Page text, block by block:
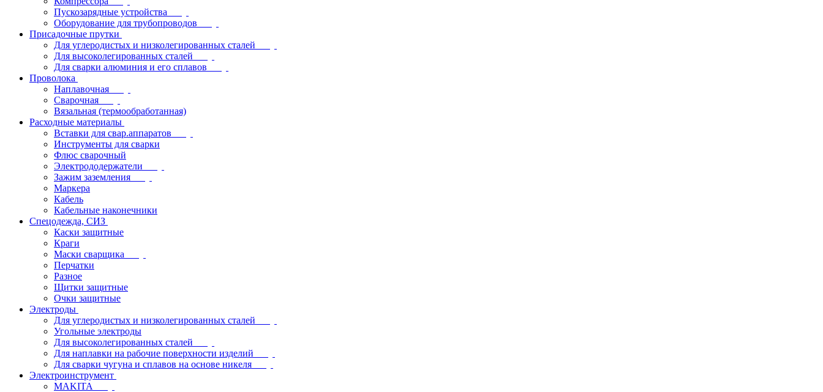
Пускозарядные устройства
Оборудование для трубопроводов
Присадочные прутки
Для углеродистых и низколегированных сталей
Для высоколегированных сталей
Для сварки алюминия и его сплавов
Проволока
Наплавочная
Сварочная
Вязальная (термообработанная)
Расходные материалы
Вставки для свар.аппаратов
Инструменты для сварки
Флюс сварочный
Электрододержатели
Зажим заземления
Маркера
Кабель
Кабельные наконечники
Спецодежда, СИЗ
Каски защитные
Краги
Маски сварщика
Перчатки
Разное
Щитки защитные
Очки защитные
Электроды
Для углеродистых и низколегированных сталей
Угольные электроды
Для высоколегированных сталей
Для наплавки на рабочие поверхности изделий
Для сварки чугуна и сплавов на основе никеля
Электроинструмент
МAKITA